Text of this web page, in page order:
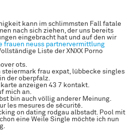
kann im schlimmsten Fall fatale
nach sich ziehen, der uns bereits
eingebracht hat und auf den wir
frauen neuss partnervermittlung
Liste der XNXX Porno
ots.
steiermark frau expat, lübbecke singles
der oberpfalz.
anzeigen 43 7 kontakt.
mich an.
bin auch völlig anderer Meinung.
les mesures de sécurité.
on dating rodgau albstadt. Pool mit
eine Weile Single möchte ich nun